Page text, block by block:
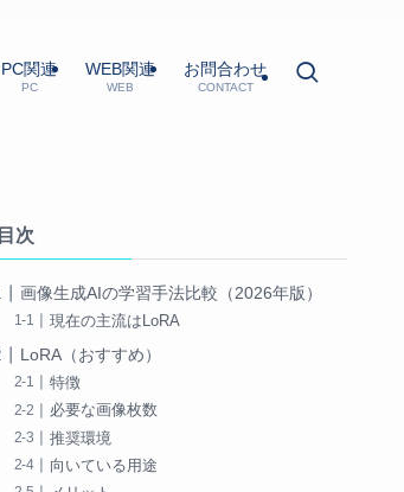
PC関連
PC
WEB関連
WEB
お問合わせ
CONTACT
目次
画像生成AIの学習手法比較（2026年版）
現在の主流はLoRA
LoRA（おすすめ）
特徴
必要な画像枚数
推奨環境
向いている用途